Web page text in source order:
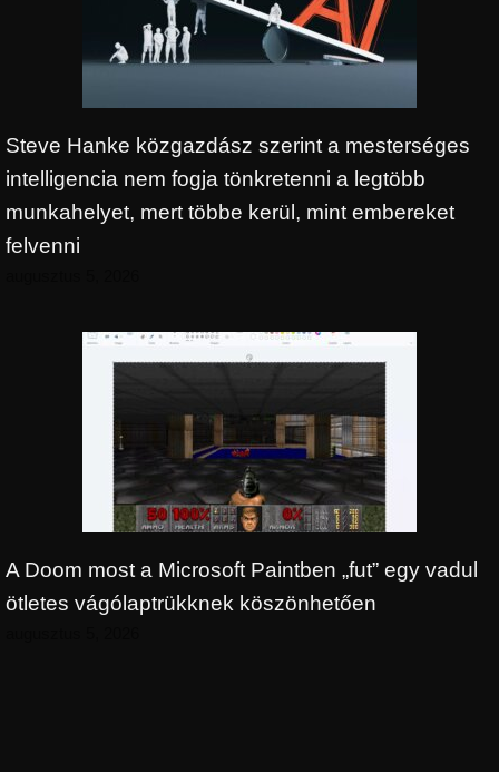
Steve Hanke közgazdász szerint a mesterséges
intelligencia nem fogja tönkretenni a legtöbb
munkahelyet, mert többe kerül, mint embereket
felvenni
A Doom most a Microsoft Paintben „fut” egy vadul
ötletes vágólaptrükknek köszönhetően